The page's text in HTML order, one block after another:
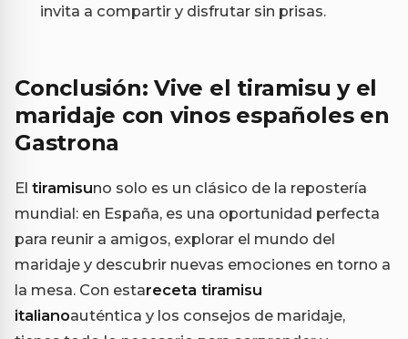
invita a compartir y disfrutar sin prisas.
Conclusión: Vive el tiramisu y el
maridaje con vinos españoles en
Gastrona
El tiramisuno solo es un clásico de la repostería
mundial: en España, es una oportunidad perfecta
para reunir a amigos, explorar el mundo del
maridaje y descubrir nuevas emociones en torno a
la mesa. Con estareceta tiramisu
italianoauténtica y los consejos de maridaje,